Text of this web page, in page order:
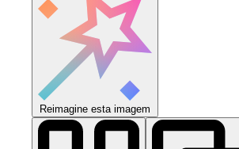
Reimagine esta imagem